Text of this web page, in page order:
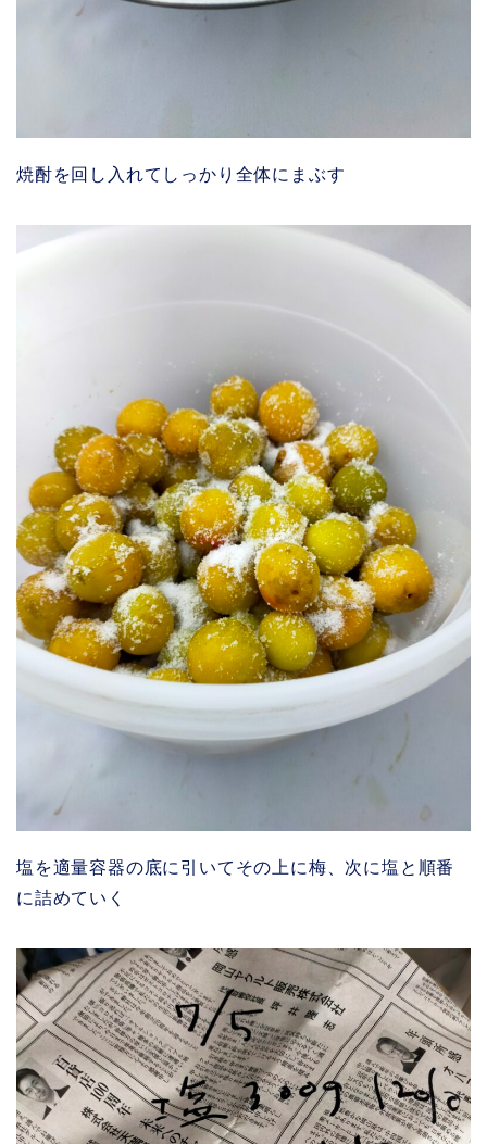
焼酎を回し入れてしっかり全体にまぶす
塩を適量容器の底に引いてその上に梅、次に塩と順番
に詰めていく